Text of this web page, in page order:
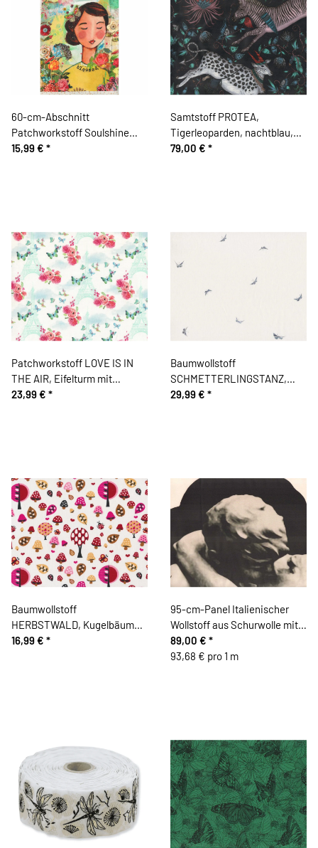
60-cm-Abschnitt
Patchworkstoff Soulshine
and Daydreams, Bilder-
15,99 € *
Samtstoff PROTEA,
Tigerleoparden, nachtblau,
Emma Shipley
79,00 € *
Patchworkstoff LOVE IS IN
THE AIR, Eifelturm mit
Schmetterlingen, Blank
23,99 € *
Baumwollstoff
SCHMETTERLINGSTANZ,
Sophia Drescher, Acufactum
29,99 € *
Baumwollstoff
HERBSTWALD, Kugelbäume
und Blätter, weiß-pink
16,99 € *
95-cm-Panel Italienischer
Wollstoff aus Schurwolle mit
Seide AMORE, Skulptur, rot-
grau
89,00 € *
93,68 € pro 1 m